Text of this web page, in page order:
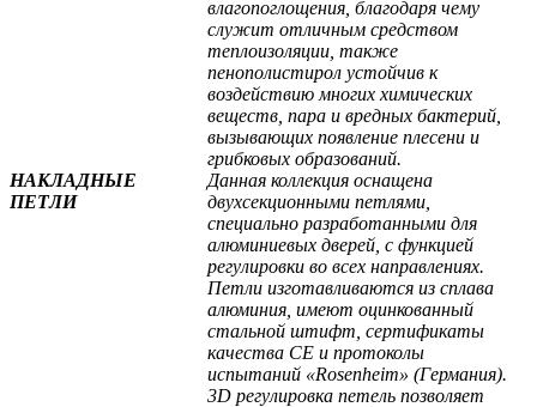
влагопоглощения, благодаря чему
служит отличным средством
теплоизоляции, также
пенополистирол устойчив к
воздействию многих химических
веществ, пара и вредных бактерий,
вызывающих появление плесени и
грибковых образований.
НАКЛАДНЫЕ
ПЕТЛИ
Данная коллекция оснащена
двухсекционными петлями,
специально разработанными для
алюминиевых дверей, с функцией
регулировки во всех направлениях.
Петли изготавливаются из сплава
алюминия, имеют оцинкованный
стальной штифт, сертификаты
качества СЕ и протоколы
испытаний «Rosenheim» (Германия).
3D регулировка петель позволяет